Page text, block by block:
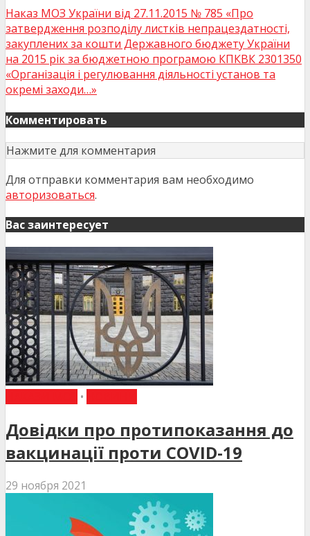
Наказ МОЗ України від 27.11.2015 № 785 «Про
затвердження розподілу листків непрацездатності,
закуплених за кошти Державного бюджету України
на 2015 рік за бюджетною програмою КПКВК 2301350
«Організація і регулювання діяльності установ та
окремі заходи…»
Комментировать
Нажмите для комментария
Для отправки комментария вам необходимо
авторизоваться.
Вас заинтересует
•
Довідки про протипоказання до
вакцинації проти COVID-19
29 ноября 2021